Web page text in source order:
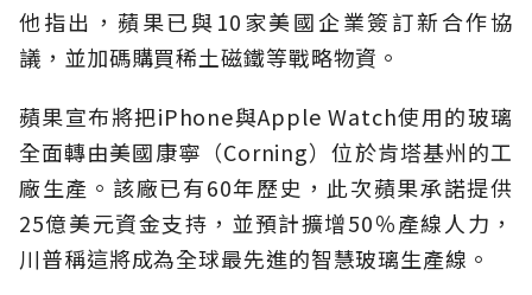
他指出，蘋果已與10家美國企業簽訂新合作協
議，並加碼購買稀土磁鐵等戰略物資。
蘋果宣布將把iPhone與Apple Watch使用的玻璃
全面轉由美國康寧（Corning）位於肯塔基州的工
廠生產。該廠已有60年歷史，此次蘋果承諾提供
25億美元資金支持，並預計擴增50％產線人力，
川普稱這將成為全球最先進的智慧玻璃生產線。